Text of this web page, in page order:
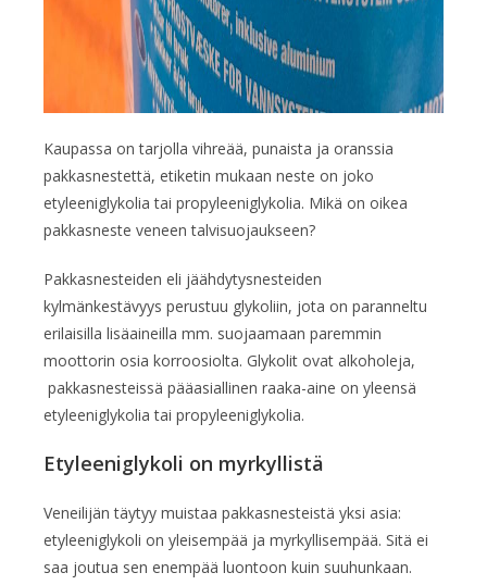
Kaupassa on tarjolla vihreää, punaista ja oranssia
pakkasnestettä, etiketin mukaan neste on joko
etyleeniglykolia tai propyleeniglykolia. Mikä on oikea
pakkasneste veneen talvisuojaukseen?
Pakkasnesteiden eli jäähdytysnesteiden
kylmänkestävyys perustuu glykoliin, jota on paranneltu
erilaisilla lisäaineilla mm. suojaamaan paremmin
moottorin osia korroosiolta. Glykolit ovat alkoholeja,
pakkasnesteissä pääasiallinen raaka-aine on yleensä
etyleeniglykolia tai propyleeniglykolia.
Etyleeniglykoli on myrkyllistä
Veneilijän täytyy muistaa pakkasnesteistä yksi asia:
etyleeniglykoli on yleisempää ja myrkyllisempää. Sitä ei
saa joutua sen enempää luontoon kuin suuhunkaan.